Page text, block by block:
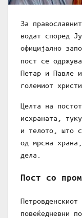
За
водат според
официјално
пост се
Петар и Павле
големиот
Целта на
исхраната,
и телото, што
од мрсна
дела.
Пост со
повеќедневни